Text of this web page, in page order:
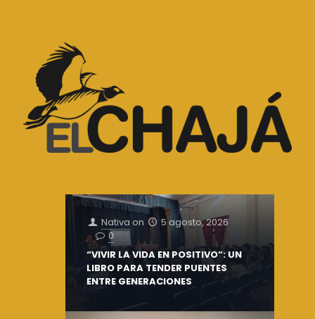
Nativa on
5 agosto, 2026
0
“VIVIR LA VIDA EN POSITIVO”: UN
LIBRO PARA TENDER PUENTES
ENTRE GENERACIONES